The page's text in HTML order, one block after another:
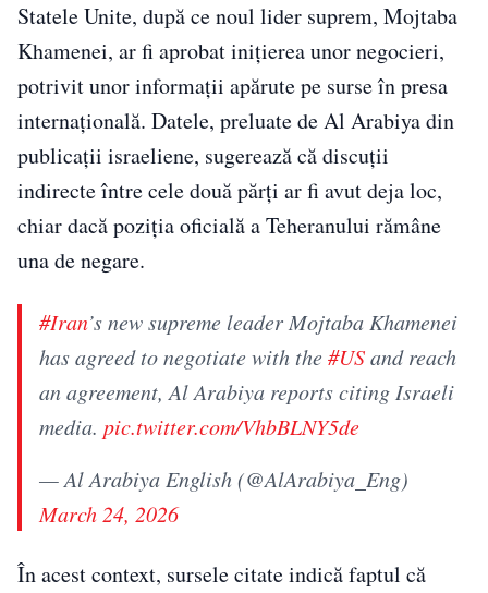
Statele Unite, după ce noul lider suprem, Mojtaba
Khamenei, ar fi aprobat inițierea unor negocieri,
potrivit unor informații apărute pe surse în presa
internațională. Datele, preluate de Al Arabiya din
publicații israeliene, sugerează că discuții
indirecte între cele două părți ar fi avut deja loc,
chiar dacă poziția oficială a Teheranului rămâne
una de negare.
#Iran’s new supreme leader Mojtaba Khamenei
has agreed to negotiate with the#USand reach
an agreement, Al Arabiya reports citing Israeli
media. pic.twitter.com/VhbBLNY5de
— Al Arabiya English (@AlArabiya_Eng)
March 24, 2026
În acest context, sursele citate indică faptul că